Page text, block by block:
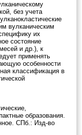
без учета
вулканическим
их
состояние
и др.), к
применять
особенности
классификация в
образования.
СПб.: Изд-во